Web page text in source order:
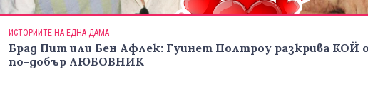
ИСТОРИИТЕ НА ЕДНА ДАМА
Брад Пит или Бен Афлек: Гуинет Полтроу разкрива КОЙ
по-добър ЛЮБОВНИК